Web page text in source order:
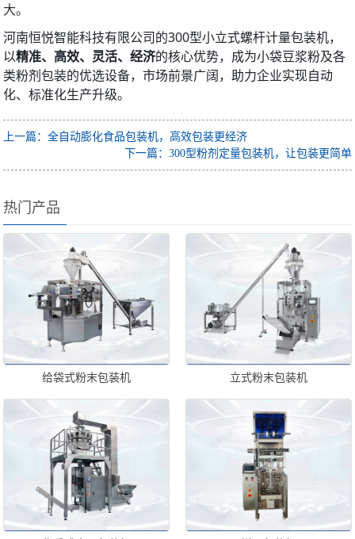
大。
河南恒悦智能科技有限公司的300型小立式螺杆计量包装机，
以精准、高效、灵活、经济的核心优势，成为小袋豆浆粉及各
类粉剂包装的优选设备，市场前景广阔，助力企业实现自动
化、标准化生产升级。
上一篇：全自动膨化食品包装机，高效包装更经济
下一篇：300型粉剂定量包装机，让包装更简单
热门产品
给袋式粉末包装机 立式粉末包装机